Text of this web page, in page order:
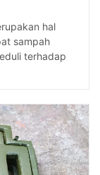
hal
sampah
terhadap